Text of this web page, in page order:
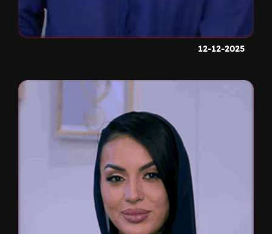
12-12-2025